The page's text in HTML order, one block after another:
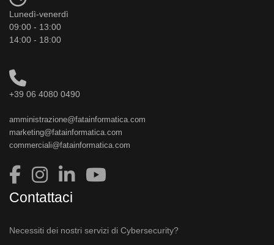
Lunedì-venerdì
09:00 - 13:00
14:00 - 18:00
+39 06 4080 0490
amministrazione@fatainformatica.com
marketing@fatainformatica.com
commerciali@fatainformatica.com
Contattaci
Necessiti dei nostri servizi di Cybersecurity?